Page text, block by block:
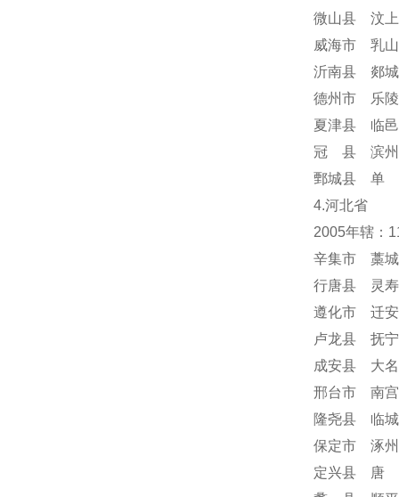
微山县 汶
威海市 乳
沂南县 郯
德州市 乐
夏津县 临
冠 县 滨州
鄄城县 单
4.河北省
2005年辖：
辛集市 藁
行唐县 灵
遵化市 迁
卢龙县 抚
成安县 大
邢台市 南
隆尧县 临
保定市 涿
定兴县 唐